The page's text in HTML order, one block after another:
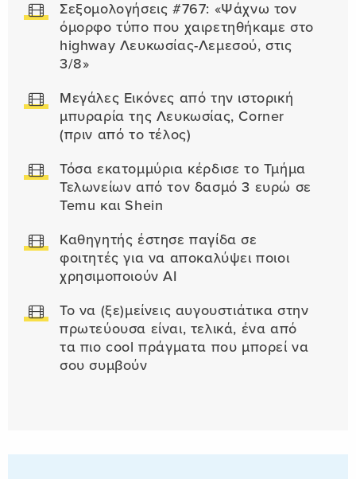
Σεξομολογήσεις #767: «Ψάχνω τον
όμορφο τύπο που χαιρετηθήκαμε στο
highway Λευκωσίας-Λεμεσού, στις
3/8»
Μεγάλες Εικόνες από την ιστορική
μπυραρία της Λευκωσίας, Corner
(πριν από το τέλος)
Τόσα εκατομμύρια κέρδισε το Τμήμα
Τελωνείων από τον δασμό 3 ευρώ σε
Temu και Shein
Καθηγητής έστησε παγίδα σε
φοιτητές για να αποκαλύψει ποιοι
χρησιμοποιούν AI
Το να (ξε)μείνεις αυγουστιάτικα στην
πρωτεύουσα είναι, τελικά, ένα από
τα πιο cool πράγματα που μπορεί να
σου συμβούν